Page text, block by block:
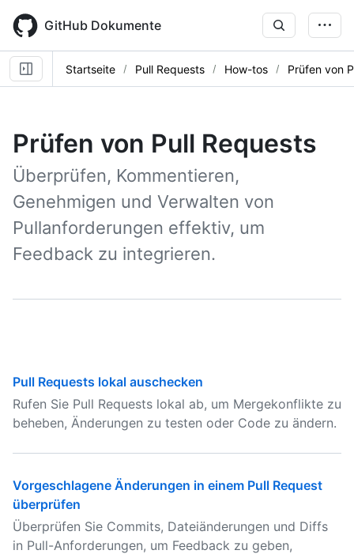
main
content
GitHub Dokumente
Startseite Pull Requests How-tos Prüfen von
Prüfen von Pull Requests
Überprüfen, Kommentieren,
Genehmigen und Verwalten von
Pullanforderungen effektiv, um
Feedback zu integrieren.
Pull Requests lokal auschecken
Rufen Sie Pull Requests lokal ab, um Mergekonflikte zu
beheben, Änderungen zu testen oder Code zu ändern.
Vorgeschlagene Änderungen in einem Pull Request
überprüfen
Überprüfen Sie Commits, Dateiänderungen und Diffs
in Pull-Anforderungen, um Feedback zu geben,